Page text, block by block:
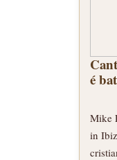
é
Mike
in